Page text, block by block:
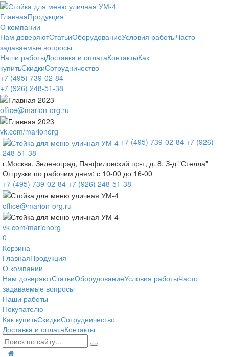
ГлавнаяПродукция
О компании
Нам доверяютСтатьиОборудованиеУсловия работыЧасто
задаваемые вопросы
Наши работыДоставка и оплатаКонтактыКак
купитьСкидкиСотрудничество
+7 (495) 739-02-84
+7 (926) 248-51-38
office@marion-org.ru
vk.com/marionorg
+7 (495) 739-02-84 +7 (926)
248-51-38
г.Москва, Зеленоград, Панфиловский пр-т, д. 8. З-д "Стелла"
Отгрузки по рабочим дням: с 10-00 до 16-00
+7 (495) 739-02-84 +7 (926) 248-51-38
office@marion-org.ru
vk.com/marionorg
0
Корзина
ГлавнаяПродукция
О компании
Нам доверяютСтатьиОборудованиеУсловия работыЧасто
задаваемые вопросы
Наши работы
Покупателю
Как купитьСкидкиСотрудничество
Доставка и оплатаКонтакты